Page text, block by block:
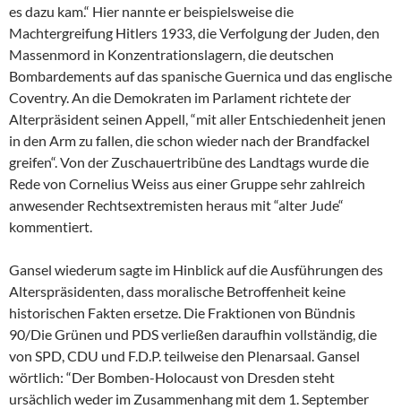
es dazu kam.“ Hier nannte er beispielsweise die
Machtergreifung Hitlers 1933, die Verfolgung der Juden, den
Massenmord in Konzentrationslagern, die deutschen
Bombardements auf das spanische Guernica und das englische
Coventry. An die Demokraten im Parlament richtete der
Alterpräsident seinen Appell, “mit aller Entschiedenheit jenen
in den Arm zu fallen, die schon wieder nach der Brandfackel
greifen“. Von der Zuschauertribüne des Landtags wurde die
Rede von Cornelius Weiss aus einer Gruppe sehr zahlreich
anwesender Rechtsextremisten heraus mit “alter Jude“
kommentiert.
Gansel wiederum sagte im Hinblick auf die Ausführungen des
Alterspräsidenten, dass moralische Betroffenheit keine
historischen Fakten ersetze. Die Fraktionen von Bündnis
90/Die Grünen und PDS verließen daraufhin vollständig, die
von SPD, CDU und F.D.P. teilweise den Plenarsaal. Gansel
wörtlich: “Der Bomben-Holocaust von Dresden steht
ursächlich weder im Zusammenhang mit dem 1. September